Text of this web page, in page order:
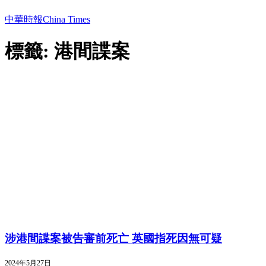
中華時報China Times
標籤: 港間諜案
涉港間諜案被告審前死亡 英國指死因無可疑
2024年5月27日